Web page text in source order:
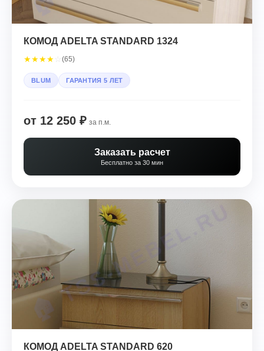
КОМОД ADELTA STANDARD 1324
★★★★ (65)
BLUM ГАРАНТИЯ 5 ЛЕТ
от 12 250 ₽ за п.м.
Заказать расчет
Бесплатно за 30 мин
КОМОД ADELTA STANDARD 620